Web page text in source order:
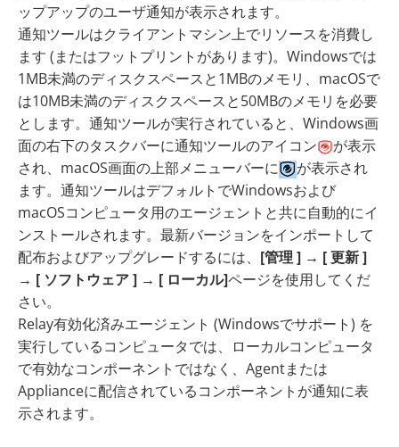
ップアップのユーザ通知が表示されます。
通知ツールはクライアントマシン上でリソースを消費し
ます (またはフットプリントがあります)。Windowsでは
1MB未満のディスクスペースと1MBのメモリ、macOSで
は10MB未満のディスクスペースと50MBのメモリを必要
とします。通知ツールが実行されていると、Windows画
面の右下のタスクバーに通知ツールのアイコン
が表示
され、macOS画面の上部メニューバーに
が表示され
ます。通知ツールはデフォルトでWindowsおよび
macOSコンピュータ用のエージェントと共に自動的にイ
ンストールされます。最新バージョンをインポートして
配布およびアップグレードするには、 [管理 ] → [ 更新 ]
→ [ ソフトウェア ] → [ ローカル]ページを使用してくだ
さい。
Relay有効化済みエージェント (Windowsでサポート) を
実行しているコンピュータでは、ローカルコンピュータ
で有効なコンポーネントではなく、Agentまたは
Applianceに配信されているコンポーネントが通知に表
示されます。